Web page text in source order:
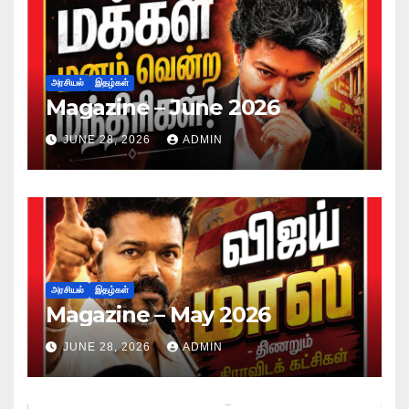
அரசியல் இதழ்கள்
Magazine – June 2026
JUNE 28, 2026 ADMIN
அரசியல் இதழ்கள்
Magazine – May 2026
JUNE 28, 2026 ADMIN